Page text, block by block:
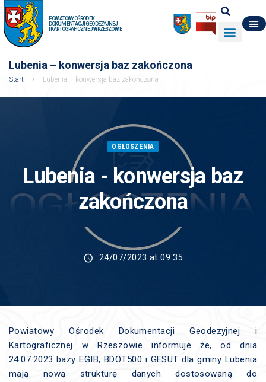
POWIATOWY OŚRODEK
DOKUMENTACJI GEODEZYJNEJ
I KARTOGRAFICZNEJ W RZESZOWIE
Lubenia – konwersja baz zakończona
Start Lubenia – konwersja baz zakończona
OGŁOSZENIA
Lubenia - konwersja baz
zakończona
24/07/2023 at 09:35
Powiatowy Ośrodek Dokumentacji Geodezyjnej i
Kartograficznej w Rzeszowie informuje że, od dnia
24.07.2023 bazy EGIB, BDOT500 i GESUT dla gminy Lubenia
mają nową strukturę danych dostosowaną do